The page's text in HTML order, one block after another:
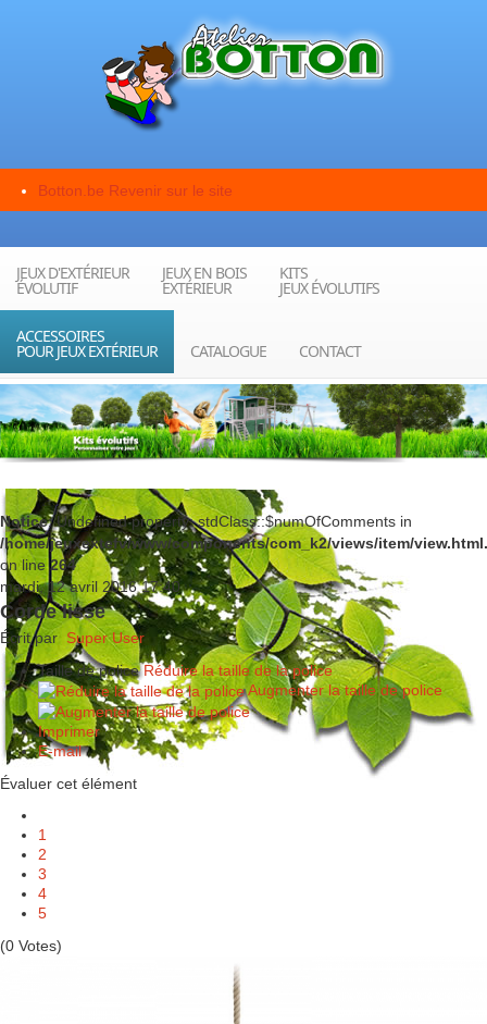
Botton.be Revenir sur le site
JEUX D'EXTÉRIEUR
ÉVOLUTIF
JEUX EN BOIS
EXTÉRIEUR
KITS
JEUX ÉVOLUTIFS
ACCESSOIRES
POUR JEUX EXTÉRIEUR CATALOGUE CONTACT
Notice: Undefined property: stdClass::$numOfComments in
/home/jeuxextefv/www/components/com_k2/views/item/
on line 264
mardi, 12 avril 2016 17:40
Corde lisse
Écrit par Super User
Taille de police Réduire la taille de la police
Augmenter la taille de police
Imprimer
E-mail
Évaluer cet élément
1
2
3
4
5
(0 Votes)